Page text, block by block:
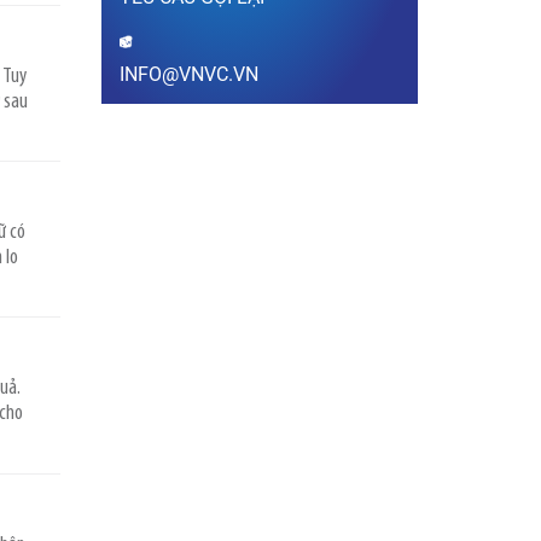
có
lo
Sau khi tiêm vắc xin
bao lâu thì được
INFO@VNVC.VN